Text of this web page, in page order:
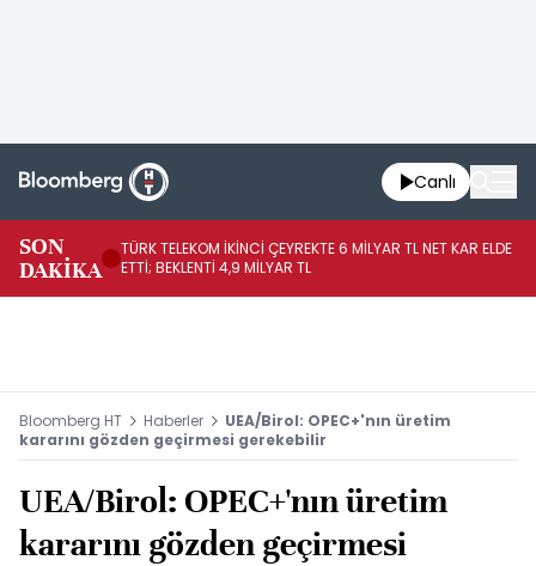
Canlı
SON
DAKİKA
TÜRK TELEKOM İKİNCİ ÇEYREKTE 6 MİLYAR TL NET KAR ELDE
ETTİ; BEKLENTİ 4,9 MİLYAR TL
Bloomberg HT Haberler
UEA/Birol: OPEC+'nın üretim
kararını gözden geçirmesi gerekebilir
UEA/Birol: OPEC+'nın üretim
kararını gözden geçirmesi